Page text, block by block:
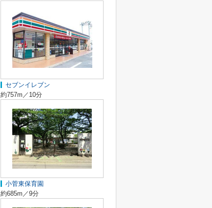
セブンイレブン
約757m／10分
小菅東保育園
約685m／9分